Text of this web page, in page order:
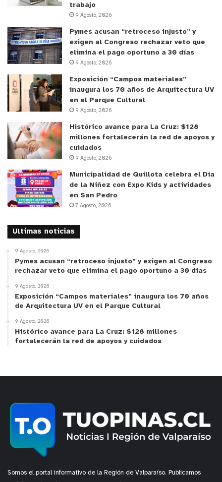
trabajo
9 Agosto, 2026
Pymes acusan “retroceso injusto” y
exigen al Congreso rechazar veto que
elimina el pago oportuno a 30 días
9 Agosto, 2026
Exposición “Campos materiales”
inaugura los 70 años de Arquitectura UV
en el Parque Cultural
9 Agosto, 2026
Histórico avance para La Cruz: $128
millones fortalecerán la red de apoyos y
cuidados
9 Agosto, 2026
Municipalidad de Quillota celebra el Día
de la Niñez con Expo Kids y actividades
en San Pedro
7 Agosto, 2026
Ultimas noticias
9 Agosto, 2026
Pymes acusan “retroceso injusto” y exigen al Congreso
rechazar veto que elimina el pago oportuno a 30 días
9 Agosto, 2026
Exposición “Campos materiales” inaugura los 70 años
de Arquitectura UV en el Parque Cultural
9 Agosto, 2026
Histórico avance para La Cruz: $128 millones
fortalecerán la red de apoyos y cuidados
Somos el portal informativo de la Región de Valparaíso. Publicamos